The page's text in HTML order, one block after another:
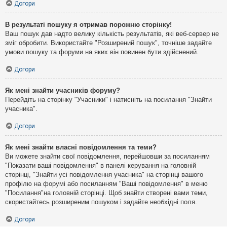
Догори
В результаті пошуку я отримав порожню сторінку!
Ваш пошук дав надто велику кількість результатів, які веб-сервер не
зміг обробити. Використайте "Розширений пошук", точніше задайте
умови пошуку та форуми на яких він повинен бути здійснений.
Догори
Як мені знайти учасників форуму?
Перейдіть на сторінку "Учасники" і натисніть на посилання "Знайти
учасника".
Догори
Як мені знайти власні повідомлення та теми?
Ви можете знайти свої повідомлення, перейшовши за посиланням
"Показати ваші повідомлення" в панелі керування на головній
сторінці, "Знайти усі повідомлення учасника" на сторінці вашого
профілю на форумі або посиланням "Ваші повідомлення" в меню
"Посилання"на головній сторінці. Щоб знайти створені вами теми,
скористайтесь розширеним пошуком і задайте необхідні поля.
Догори